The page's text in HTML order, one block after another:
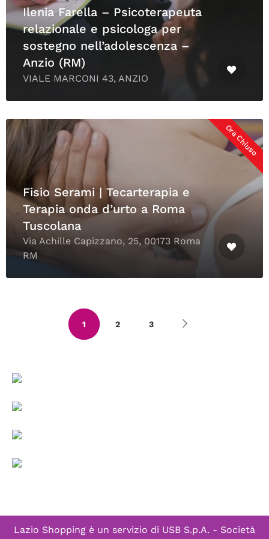
Ilenia Farella – Psicoterapeuta
relazionale e psicologa per
sostegno nell’adolescenza –
Anzio (RM)
VIALE MARCONI 43, ANZIO
Ora Chiuso
Fisio Serami | Tecarterapia e
Terapia onda d’urto a Roma
Tuscolana
Via Achille Capizzano, 25, 00173 Roma
RM
1 2 3
Lazio Shopping è un servizio di USB S.p.A. - Società